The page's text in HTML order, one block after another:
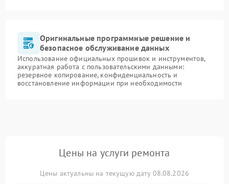
Оригинальные программные решение и
безопасное обслуживание данных
Использование официальных прошивок и инструментов,
аккуратная работа с пользовательскими данными:
резервное копирование, конфиденциальность и
восстановление информации при необходимости
Цены на услуги ремонта
Цены актуальны на текущую дату 08.08.2026